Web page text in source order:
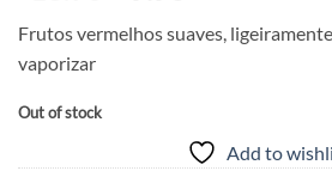
was: is:
Frutos vermelhos suaves,
vaporizar
Out of stock
Add to